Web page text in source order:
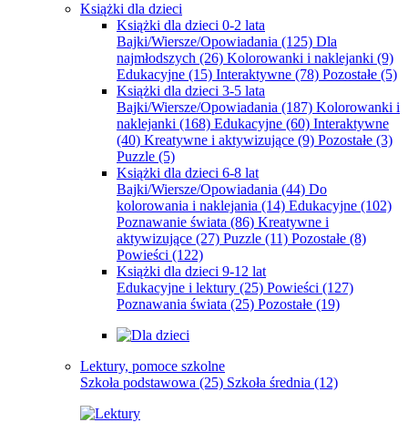
Książki dla dzieci
Książki dla dzieci 0-2 lata
Bajki/Wiersze/Opowiadania (125) Dla
najmłodszych (26) Kolorowanki i naklejanki (9)
Edukacyjne (15) Interaktywne (78) Pozostałe (5)
Książki dla dzieci 3-5 lata
Bajki/Wiersze/Opowiadania (187) Kolorowanki i
naklejanki (168) Edukacyjne (60) Interaktywne
(40) Kreatywne i aktywizujące (9) Pozostałe (3)
Puzzle (5)
Książki dla dzieci 6-8 lat
Bajki/Wiersze/Opowiadania (44) Do
kolorowania i naklejania (14) Edukacyjne (102)
Poznawanie świata (86) Kreatywne i
aktywizujące (27) Puzzle (11) Pozostałe (8)
Powieści (122)
Książki dla dzieci 9-12 lat
Edukacyjne i lektury (25) Powieści (127)
Poznawania świata (25) Pozostałe (19)
Lektury, pomoce szkolne
Szkoła podstawowa (25) Szkoła średnia (12)